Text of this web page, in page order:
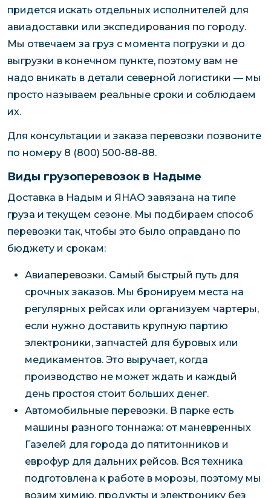
придется искать отдельных исполнителей для
авиадоставки или экспедирования по городу.
Мы отвечаем за груз с момента погрузки и до
выгрузки в конечном пункте, поэтому вам не
надо вникать в детали северной логистики — мы
просто называем реальные сроки и соблюдаем
их.
Для консультации и заказа перевозки позвоните
по номеру 8 (800) 500-88-88.
Виды грузоперевозок в Надыме
Доставка в Надым и ЯНАО завязана на типе
груза и текущем сезоне. Мы подбираем способ
перевозки так, чтобы это было оправдано по
бюджету и срокам:
Авиаперевозки. Самый быстрый путь для
срочных заказов. Мы бронируем места на
регулярных рейсах или организуем чартеры,
если нужно доставить крупную партию
электроники, запчастей для буровых или
медикаментов. Это выручает, когда
производство не может ждать и каждый
день простоя стоит больших денег.
Автомобильные перевозки. В парке есть
машины разного тоннажа: от маневренных
Газелей для города до пятитонников и
еврофур для дальних рейсов. Вся техника
подготовлена к работе в морозы, поэтому мы
возим химию, продукты и электронику без